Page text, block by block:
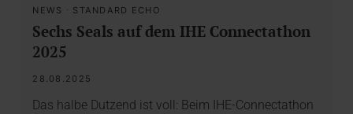
NEWS · STANDARD ECHO
Sechs Seals auf dem IHE Connectathon
2025
28.08.2025
Das halbe Dutzend ist voll: Beim IHE-Connectathon